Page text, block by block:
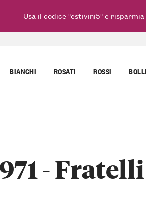
BIANCHI ROSATI ROSSI
-
Usa il codice "estivini5" e